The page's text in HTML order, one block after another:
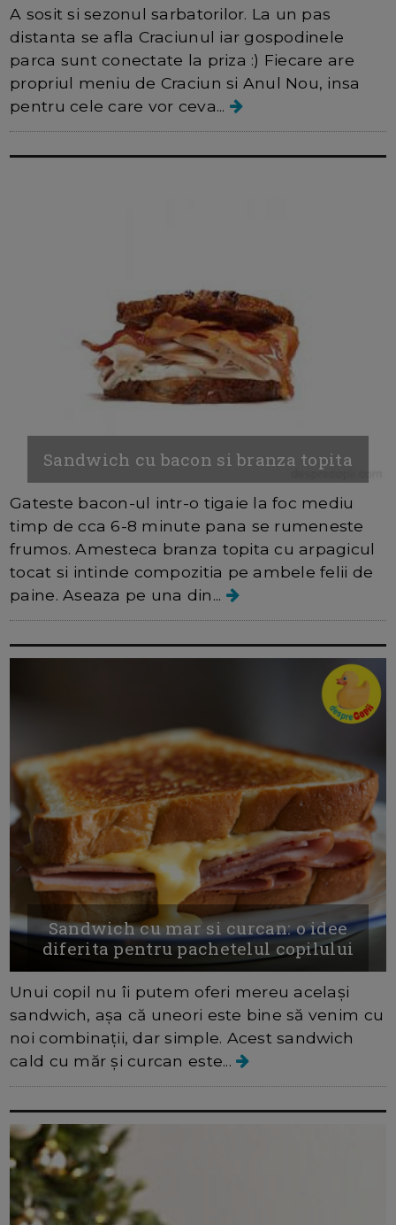
A sosit si sezonul sarbatorilor. La un pas
distanta se afla Craciunul iar gospodinele
parca sunt conectate la priza :) Fiecare are
propriul meniu de Craciun si Anul Nou, insa
pentru cele care vor ceva...
Sandwich cu bacon si branza topita
Gateste bacon-ul intr-o tigaie la foc mediu
timp de cca 6-8 minute pana se rumeneste
frumos. Amesteca branza topita cu arpagicul
tocat si intinde compozitia pe ambele felii de
paine. Aseaza pe una din...
Sandwich cu mar si curcan: o idee
diferita pentru pachetelul copilului
Unui copil nu îi putem oferi mereu același
sandwich, așa că uneori este bine să venim cu
noi combinații, dar simple. Acest sandwich
cald cu măr și curcan este...